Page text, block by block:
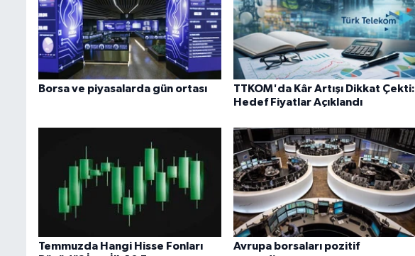
Borsa ve piyasalarda gün ortası
TTKOM'da Kâr Artışı Dikkat Çekti:
Hedef Fiyatlar Açıklandı
Temmuzda Hangi Hisse Fonları
Avrupa borsaları pozitif